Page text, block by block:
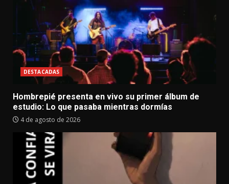
DESTACADAS
Hombrepié presenta en vivo su primer álbum de
estudio: Lo que pasaba mientras dormías
4 de agosto de 2026